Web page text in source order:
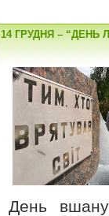
14 ГРУДНЯ – “ДЕНЬ
День